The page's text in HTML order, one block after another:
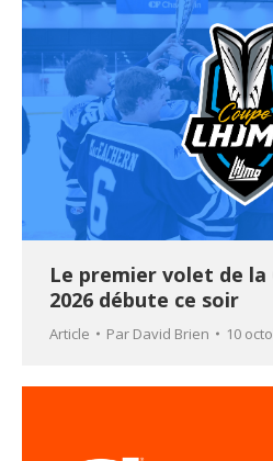
Le premier volet de la
2026 débute ce soir
Article Par David Brien 10